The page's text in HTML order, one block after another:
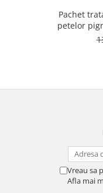
Pachet
petelor
Vreau sa
Afla mai